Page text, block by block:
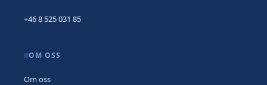
+46 8 525 031 85
OM OSS
Om oss